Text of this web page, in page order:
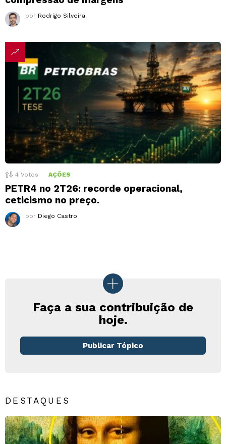
por Rodrigo Silveira
4 Votos AÇÕES
PETR4 no 2T26: recorde operacional,
ceticismo no preço.
por Diego Castro
Faça a sua contribuição de
hoje.
Publicar Tópico
DESTAQUES